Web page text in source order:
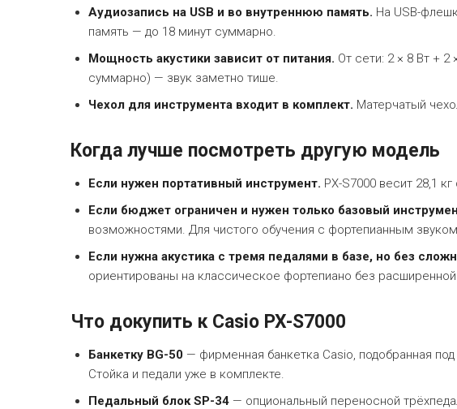
Аудиозапись на USB и во внутреннюю память. На USB-
память — до 18 минут суммарно.
Мощность акустики зависит от питания. От сети: 2 × 8 Вт + 2
суммарно) — звук заметно тише.
Чехол для инструмента входит в комплект. Матерчатый
Когда лучше посмотреть другую модель
Если нужен портативный инструмент. PX-S7000 весит 28,1
Если бюджет ограничен и нужен только базовый
возможностями. Для чистого обучения с фортепианным
Если нужна акустика с тремя педалями в базе, но без
ориентированы на классическое фортепиано без
Что докупить к Casio PX-S7000
Банкетку BG-50 — фирменная банкетка Casio, подобранная
Стойка и педали уже в комплекте.
Педальный блок SP-34 — опциональный переносной